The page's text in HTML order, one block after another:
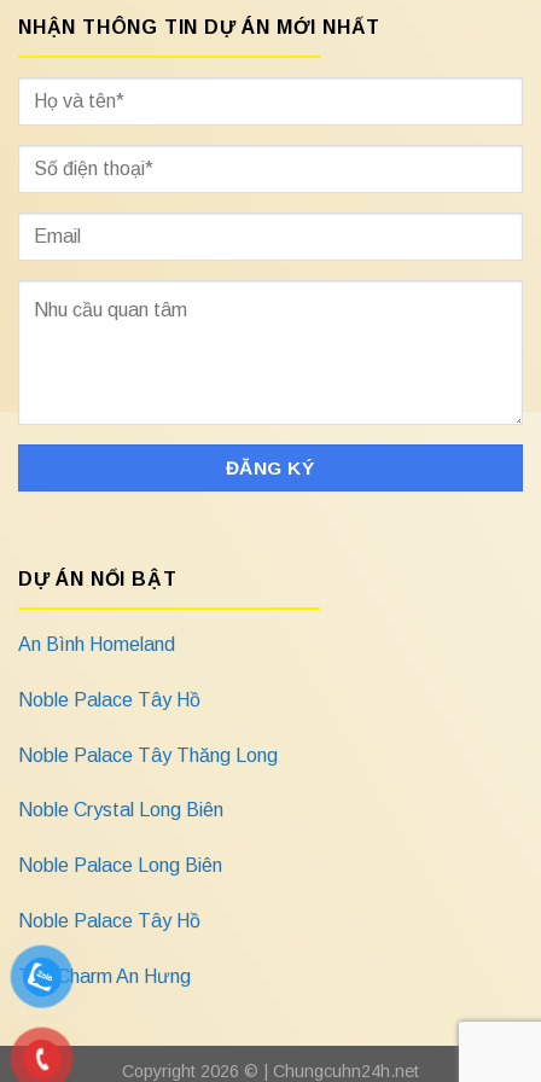
NHẬN THÔNG TIN DỰ ÁN MỚI NHẤT
DỰ ÁN NỔI BẬT
An Bình Homeland
Noble Palace Tây Hồ
Noble Palace Tây Thăng Long
Noble Crystal Long Biên
Noble Palace Long Biên
Noble Palace Tây Hồ
The Charm An Hưng
Copyright 2026 © | Chungcuhn24h.net